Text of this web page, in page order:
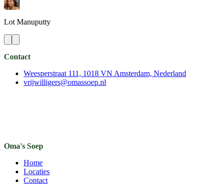
Lot Manuputty
Contact
Weesperstraat 111, 1018 VN Amsterdam, Nederland
vrijwilligers@omassoep.nl
Oma's Soep
Home
Locaties
Contact